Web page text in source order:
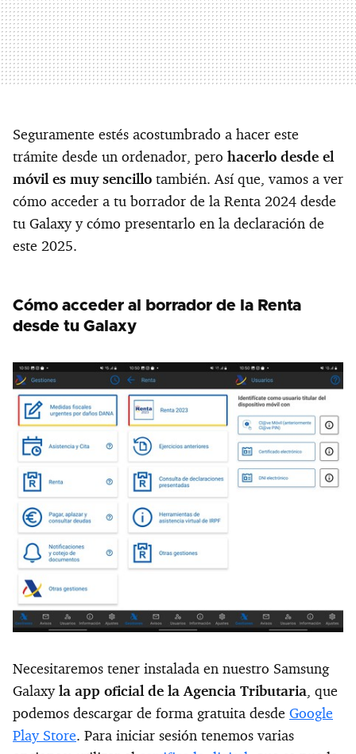
Seguramente estés acostumbrado a hacer este
trámite desde un ordenador, pero hacerlo desde el
móvil es muy sencillo también. Así que, vamos a ver
cómo acceder a tu borrador de la Renta 2024 desde
tu Galaxy y cómo presentarlo en la declaración de
este 2025.
Cómo acceder al borrador de la Renta
desde tu Galaxy
Necesitaremos tener instalada en nuestro Samsung
Galaxyla app oficial de la Agencia Tributaria, que
podemos descargar de forma gratuita desde Google
Play Store. Para iniciar sesión tenemos varias